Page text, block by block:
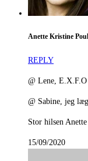
Anette Kristine
REPLY
@ Lene,
@ Sabine, jeg
Stor hilsen Anette
15/09/2020